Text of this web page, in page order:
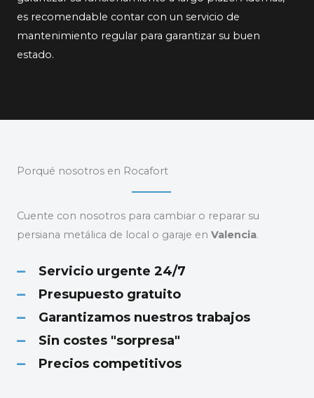
es recomendable contar con un servicio de
mantenimiento regular para garantizar su buen
estado.
Porqué nosotros en Rocafort
Cuente con nosotros para cambiar o reparar su
persiana metálica de local o garaje en Valencia.
Servicio urgente 24/7
Presupuesto gratuito
Garantizamos nuestros trabajos
Sin costes "sorpresa"
Precios competitivos